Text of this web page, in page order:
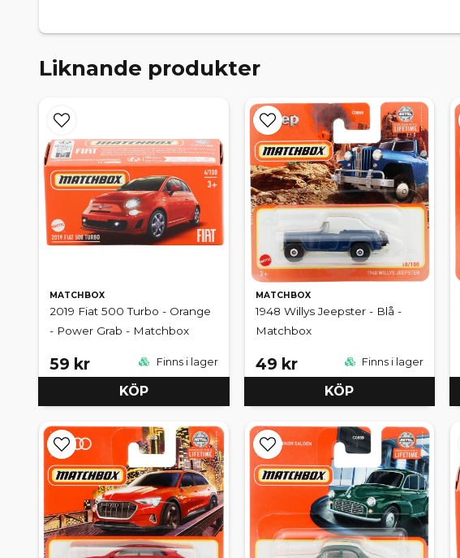
Liknande produkter
MATCHBOX
2019 Fiat 500 Turbo - Orange
- Power Grab - Matchbox
59 kr Finns i lager
KÖP
MATCHBOX
1948 Willys Jeepster - Blå -
Matchbox
49 kr Finns i lager
KÖP